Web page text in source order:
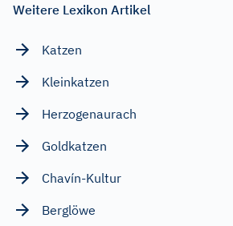
Weitere Lexikon Artikel
Katzen
Kleinkatzen
Herzogenaurach
Goldkatzen
Chavín-Kultur
Berglöwe